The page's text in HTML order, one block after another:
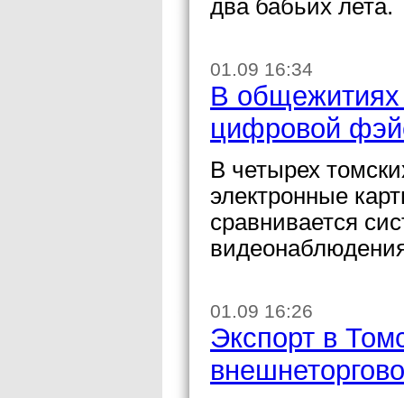
два бабьих лета.
01.09 16:34
В общежитиях
цифровой
В четырех
электронные
сравнивается
01.09 16:26
Экспорт в